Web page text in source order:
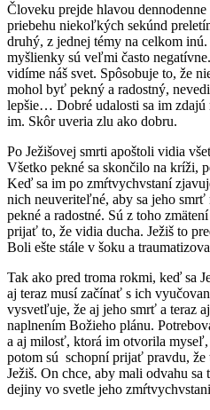
Človeku prejde hlavou
priebehu niekoľkých sekúnd
druhý, z jednej témy na celkom
myšlienky sú veľmi často
vidíme náš svet. Spôsobuje to, že
mohol byť pekný a radostný,
lepšie… Dobré udalosti sa im zdajú
im. Skôr uveria zlu ako dobru.
Po Ježišovej smrti apoštoli vidia
Všetko pekné sa skončilo na kríži,
Keď sa im po zmŕtvychvstaní
nich neuveriteľné, aby sa jeho
pekné a radostné. Sú z toho
prijať to, že vidia ducha. Ježiš to
Boli ešte stále v šoku a
Tak ako pred troma rokmi, keď sa
aj teraz musí začínať s ich
vysvetľuje, že aj jeho smrť a teraz
naplnením Božieho plánu.
a aj milosť, ktorá im otvorila
potom sú schopní prijať pravdu, že
Ježiš. On chce, aby mali odvahu
dejiny vo svetle jeho